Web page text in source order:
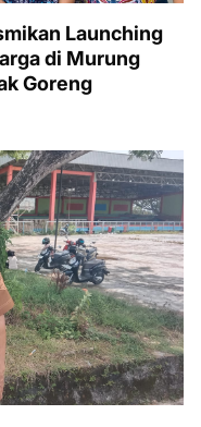
Launching
di Murung
Goreng